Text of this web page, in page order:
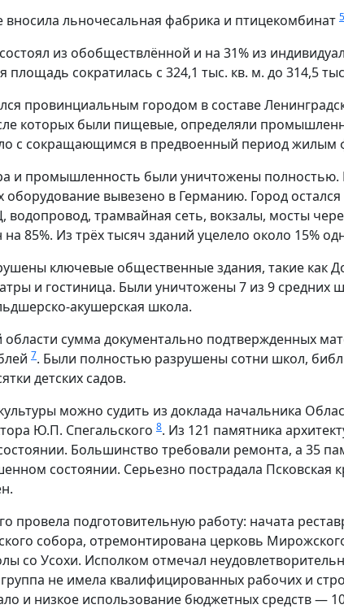
вносила льночесальная фабрика и птицекомбинат 5
из обобществлённой и на 31% из
сократилась с 324,1 тыс. кв. м. до 314,5
провинциальным городом в составе
которых были пищевые, определяли
с сокращающимся в предвоенный период жилым
и промышленность были уничтожены
вывезено в Германию. Город остался
трамвайная сеть, вокзалы, мосты
85%. Из трёх тысяч зданий уцелело около 15%
ключевые общественные здания, такие как
и гостиница. Были уничтожены 7 из 9 средних
акушерская школа.
области сумма документально подтвержденных
7. Были полностью разрушены сотни школ,
детских садов.
можно судить из доклада начальника
Ю.П. Спегальского 8. Из 121 памятника
Большинство требовали ремонта, а 35
состоянии. Серьезно пострадала Псковская
провела подготовительную работу: начата
собора, отремонтирована церковь
со Усохи. Исполком отмечал
не имела квалифицированных рабочих и
и низкое использование бюджетных средств —